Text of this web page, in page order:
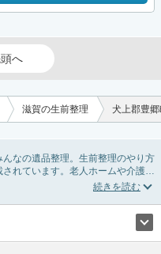
へ
滋賀の生前整理 犬上郡豊
なの遺品整理。生前整理のやり方
れています。老人ホームや介護施
ら、在宅介護の介護整理や福祉住
用してみましょう。
ィングノートの選び方や、整理整